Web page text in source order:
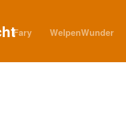
Fary WelpenWunder